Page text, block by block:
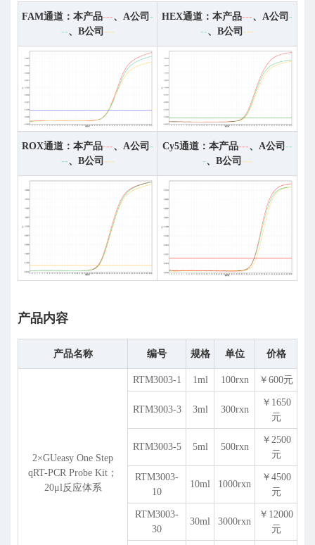
FAM通道：本产品---、A公司 -
--、B公司 ---
HEX通道：本产品---、A公司 -
--、B公司 ---
ROX通道：本产品---、A公司 -
--、B公司 ---
Cy5通道：本产品---、A公司 --
-、B公司 ---
产品内容
产品名称 编号 规格 单位 价格
2×GUeasy One Step
qRT-PCR Probe Kit；
20μl反应体系
RTM3003-1 1ml 100rxn ￥600元
RTM3003-3 3ml 300rxn
￥1650
元
RTM3003-5 5ml 500rxn
￥2500
元
RTM3003-
10
10ml 1000rxn
￥4500
元
RTM3003-
30
30ml 3000rxn
￥12000
元